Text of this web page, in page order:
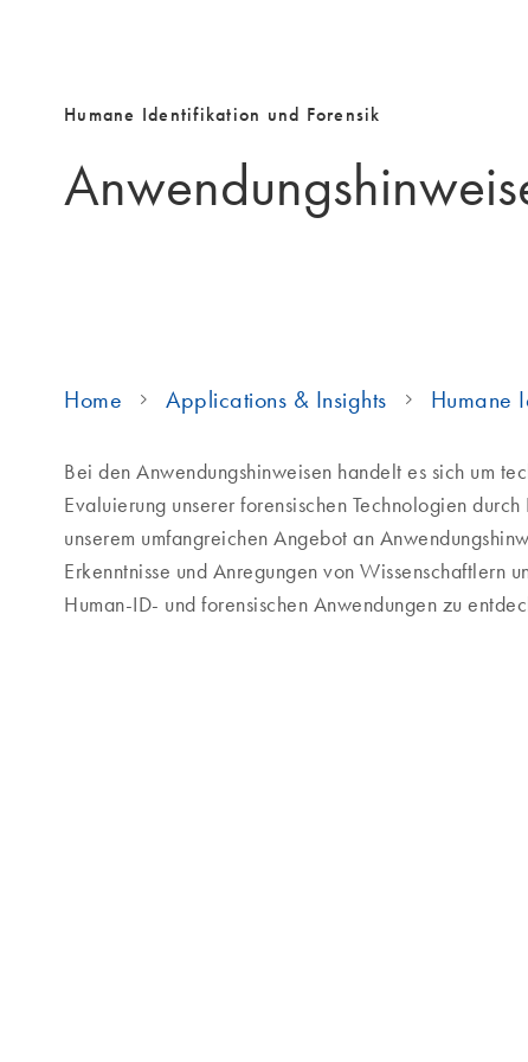
Humane Identifikation und Forensik
Home Applications & Insights Humane
Bei den Anwendungshinweisen handelt es sich um
Evaluierung unserer forensischen Technologien
unserem umfangreichen Angebot an
Erkenntnisse und Anregungen von Wissenschaftlern
Human-ID- und forensischen Anwendungen zu